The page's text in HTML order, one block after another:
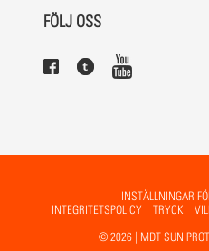
FÖLJ OSS
INSTÄLLNINGAR
INTEGRITETSPOLICY
TRYCK
© 2026 | MDT SUN